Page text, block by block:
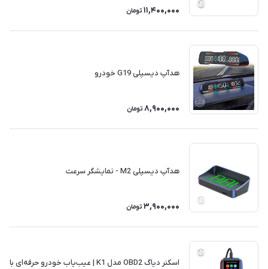
11,400,000 تومان
هدآپ دیسپلی G19 خودرو
8,900,000 تومان
هدآپ دیسپلی M2 - نمایشگر سرعت
3,900,000 تومان
اسکنر دیاگ OBD2 مدل K1 | عیب‌یاب خودرو حرفه‌ای با